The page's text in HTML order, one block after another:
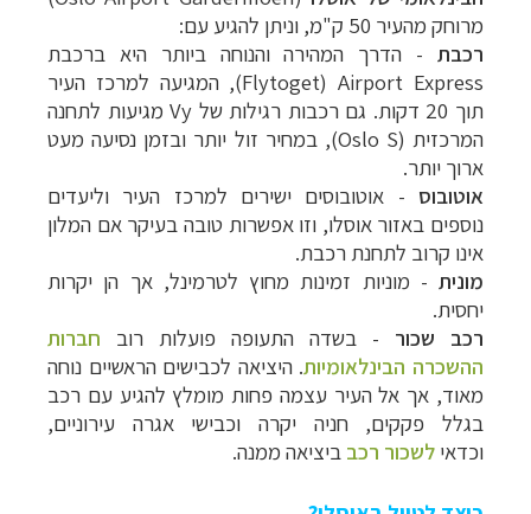
מרוחק מהעיר 50 ק"מ, וניתן להגיע עם:
רכבת - הדרך המהירה והנוחה ביותר היא ברכבת
Airport Express ‏(Flytoget), המגיעה למרכז העיר
תוך 20 דקות. גם רכבות רגילות של Vy מגיעות לתחנה
המרכזית (Oslo S), במחיר זול יותר ובזמן נסיעה מעט
ארוך יותר.
אוטובוס - אוטובוסים ישירים למרכז העיר וליעדים
נוספים באזור אוסלו, וזו אפשרות טובה בעיקר אם המלון
אינו קרוב לתחנת רכבת.
מונית - מוניות זמינות מחוץ לטרמינל, אך הן יקרות
יחסית.
רכב שכור - בשדה התעופה פועלות רוב חברות
ההשכרה הבינלאומיות. היציאה לכבישים הראשיים נוחה
מאוד, אך אל העיר עצמה פחות מומלץ להגיע עם רכב
בגלל פקקים, חניה יקרה וכבישי אגרה עירוניים,
וכדאי לשכור רכב ביציאה ממנה.